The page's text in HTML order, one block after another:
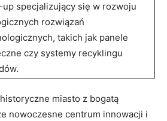
specjalizujący się ⁤w rozwoju‍
rozwiązań
takich jak panele​
⁤czy systemy recyklingu
miasto z bogatą
nowoczesne centrum innowacji i